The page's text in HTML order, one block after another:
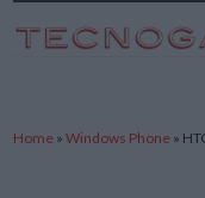
Home »Windows Phone »